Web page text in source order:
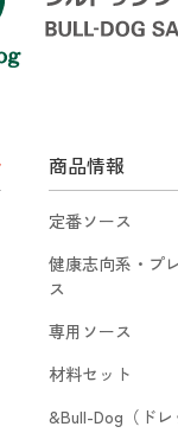
商品情報
定番ソース
健康志向系・プ
ス
専用ソース
材料セット
&Bull-Dog（ドレ